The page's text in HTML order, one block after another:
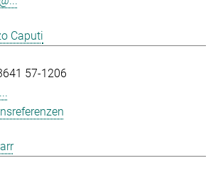
Caputi
57-1206